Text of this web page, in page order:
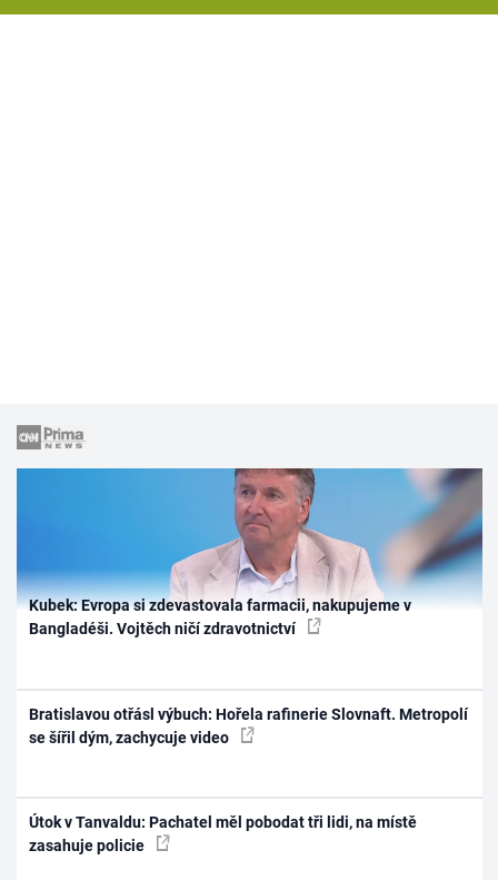
Kubek: Evropa si zdevastovala farmacii, nakupujeme v
Bangladéši. Vojtěch ničí zdravotnictví
Bratislavou otřásl výbuch: Hořela rafinerie Slovnaft. Metropolí
se šířil dým, zachycuje video
Útok v Tanvaldu: Pachatel měl pobodat tři lidi, na místě
zasahuje policie